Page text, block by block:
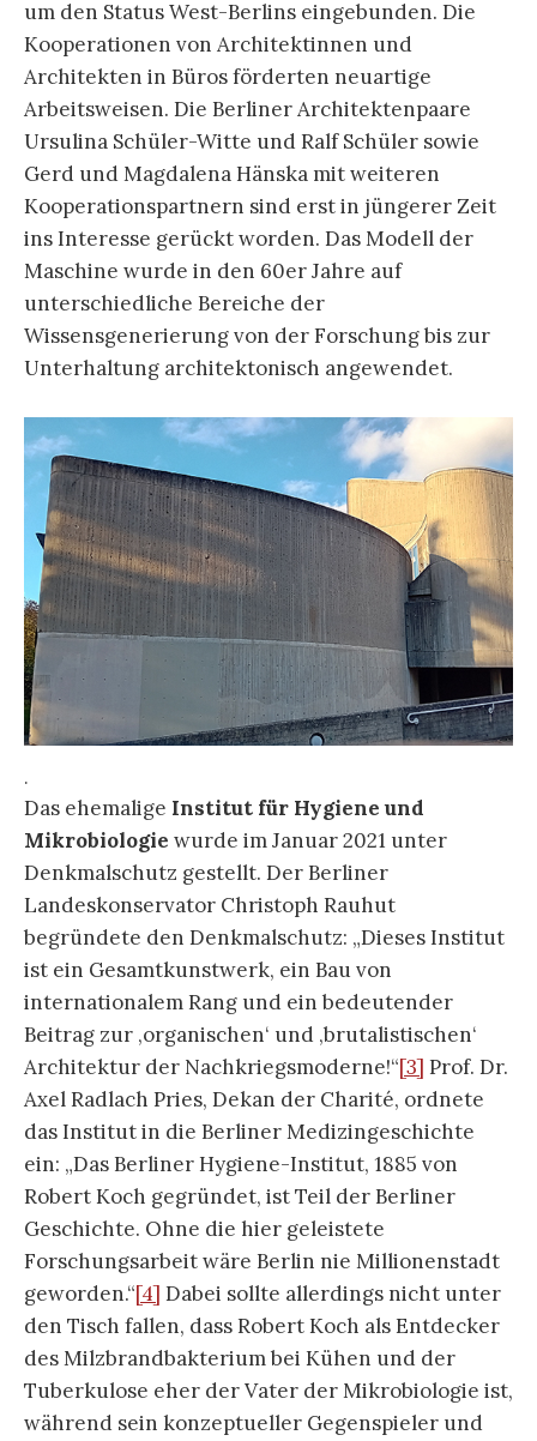
um den Status West-Berlins eingebunden. Die
Kooperationen von Architektinnen und
Architekten in Büros förderten neuartige
Arbeitsweisen. Die Berliner Architektenpaare
Ursulina Schüler-Witte und Ralf Schüler sowie
Gerd und Magdalena Hänska mit weiteren
Kooperationspartnern sind erst in jüngerer Zeit
ins Interesse gerückt worden. Das Modell der
Maschine wurde in den 60er Jahre auf
unterschiedliche Bereiche der
Wissensgenerierung von der Forschung bis zur
Unterhaltung architektonisch angewendet.
.
Das ehemalige Institut für Hygiene und
Mikrobiologie wurde im Januar 2021 unter
Denkmalschutz gestellt. Der Berliner
Landeskonservator Christoph Rauhut
begründete den Denkmalschutz: „Dieses Institut
ist ein Gesamtkunstwerk, ein Bau von
internationalem Rang und ein bedeutender
Beitrag zur ‚organischen‘ und ‚brutalistischen‘
Architektur der Nachkriegsmoderne!“[3] Prof. Dr.
Axel Radlach Pries, Dekan der Charité, ordnete
das Institut in die Berliner Medizingeschichte
ein: „Das Berliner Hygiene-Institut, 1885 von
Robert Koch gegründet, ist Teil der Berliner
Geschichte. Ohne die hier geleistete
Forschungsarbeit wäre Berlin nie Millionenstadt
geworden.“[4] Dabei sollte allerdings nicht unter
den Tisch fallen, dass Robert Koch als Entdecker
des Milzbrandbakterium bei Kühen und der
Tuberkulose eher der Vater der Mikrobiologie ist,
während sein konzeptueller Gegenspieler und